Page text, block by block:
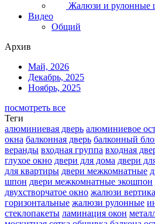
Жалюзи и рулонные
Видео
Общий
Архив
Май, 2026
Декабрь, 2025
Ноябрь, 2025
посмотреть все
Теги
алюминиевая дверь алюминиевое
окна балконная дверь балконный
веранды входная группа входная
глухое окно двери для дома двери
для квартиры двери межкомнатные
шпон двери межкомнатные экошпон
двухстворчатое окно жалюзи
горизонтальные жалюзи рулонные
стеклопакеты ламинация окон